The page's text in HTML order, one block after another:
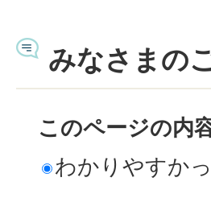
みなさまの
このページの内
わかりやすか